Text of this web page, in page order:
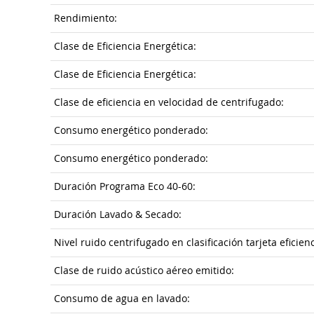
Rendimiento:
Clase de Eficiencia Energética:
Clase de Eficiencia Energética:
Clase de eficiencia en velocidad de centrifugado:
Consumo energético ponderado:
Consumo energético ponderado:
Duración Programa Eco 40-60:
Duración Lavado & Secado:
Nivel ruido centrifugado en clasificación tarjeta
Clase de ruido acústico aéreo emitido:
Consumo de agua en lavado: